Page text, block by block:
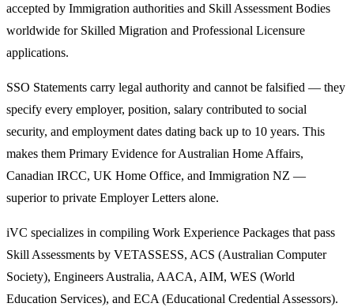
accepted by Immigration authorities and Skill Assessment Bodies
worldwide for Skilled Migration and Professional Licensure
applications.
SSO Statements carry legal authority and cannot be falsified — they
specify every employer, position, salary contributed to social
security, and employment dates dating back up to 10 years. This
makes them Primary Evidence for Australian Home Affairs,
Canadian IRCC, UK Home Office, and Immigration NZ —
superior to private Employer Letters alone.
iVC specializes in compiling Work Experience Packages that pass
Skill Assessments by VETASSESS, ACS (Australian Computer
Society), Engineers Australia, AACA, AIM, WES (World
Education Services), and ECA (Educational Credential Assessors).